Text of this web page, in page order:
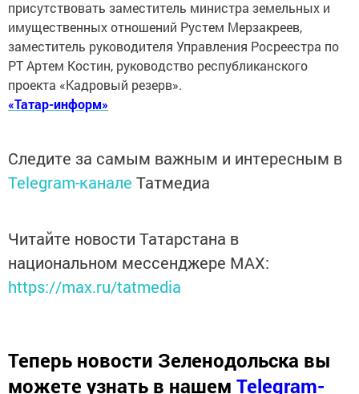
присутствовать заместитель министра земельных и
имущественных отношений Рустем Мерзакреев,
заместитель руководителя Управления Росреестра по
РТ Артем Костин, руководство республиканского
проекта «Кадровый резерв».
«Татар-информ»
Следите за самым важным и интересным в
Telegram-канале Татмедиа
Читайте новости Татарстана в
национальном мессенджере MАХ:
https://max.ru/tatmedia
Теперь новости Зеленодольска вы
можете узнать в нашем Telegram-